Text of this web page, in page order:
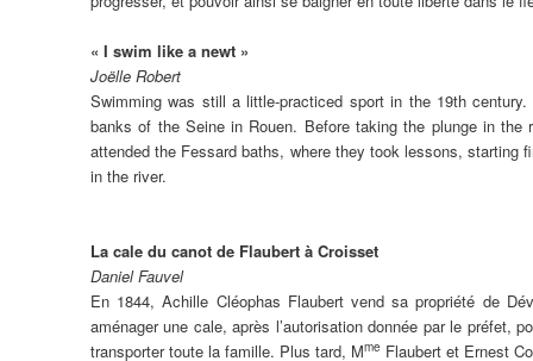
« I swim like a newt »
Joëlle Robert
Swimming was still a little-practiced sport in the 19th
banks of the Seine in Rouen. Before taking the plunge in
attended the Fessard baths, where they took lessons,
in the river.
La cale du canot de Flaubert à Croisset
Daniel Fauvel
En 1844, Achille Cléophas Flaubert vend sa propriété de
aménager une cale, après l’autorisation donnée par le préfet,
transporter toute la famille. Plus tard, Mme Flaubert et Ernest